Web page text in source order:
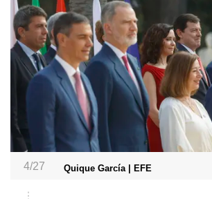
4/27 Quique García | EFE